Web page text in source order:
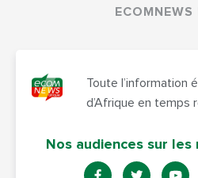
ECOMNEWS
Toute l’information
d’Afrique en temps
Nos audiences sur les